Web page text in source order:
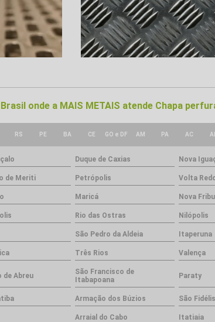
onde a MAIS METAIS atende Chapa
RS PE BA CE GO e DF AM PA AC AL
Duque de Caxias Nova
de Meriti Petrópolis Volta
Maricá Nova
Rio das Ostras Nilópolis
São Pedro da Aldeia Itaperuna
Três Rios Valença
de Abreu
São Francisco de
Itabapoana
Paraty
Armação dos Búzios São Fidélis
Arraial do Cabo Itatiaia